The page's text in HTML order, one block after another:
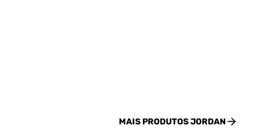
MAIS PRODUTOSJORDAN